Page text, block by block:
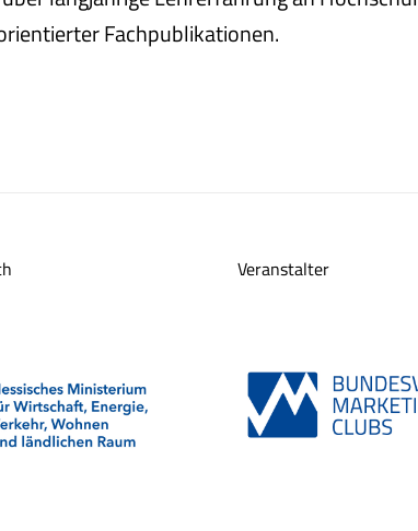
Fachpublikationen.
Veranstalter